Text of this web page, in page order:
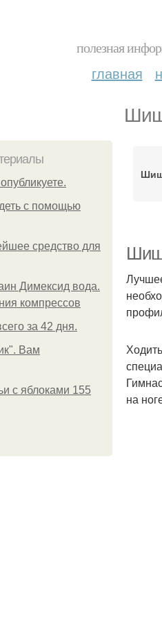
полезная
главная
с помощью
средство для
Димексид вода.
компрессов
за 42 дня.
Вам
с яблоками 155
на